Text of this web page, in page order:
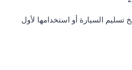
تسليم السيارة أو استخدامها لأول